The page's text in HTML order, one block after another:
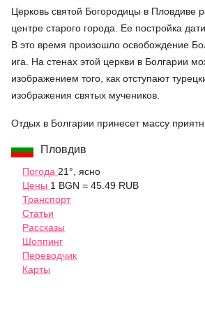
Церковь святой Богородицы в Пловдиве
центре старого города. Ее постройка
В это время произошло освобождение
ига. На стенах этой церкви в Болгарии
изображением того, как отступают
изображения святых мучеников.
Отдых в Болгарии принесет массу
Пловдив
Погода 21°, ясно
Цены 1 BGN = 45.49 RUB
Транспорт
Статьи
Рассказы
Шоппинг
Переводчик
Карты